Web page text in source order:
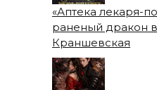
«Аптека лекаря-
раненый дракон
Краншевская